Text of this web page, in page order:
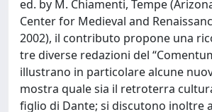
ed. by M. Chiamenti, Tempe
Center for Medieval and
2002), il contributo propone una
tre diverse redazioni del
illustrano in particolare alcune
mostra quale sia il retroterra
figlio di Dante; si discutono inoltre